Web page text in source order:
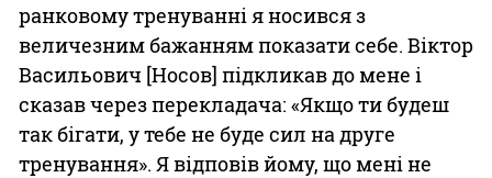
ранковому тренуванні я носився з
величезним бажанням показати себе. Віктор
Васильович [Носов] підкликав до мене і
сказав через перекладача: «Якщо ти будеш
так бігати, у тебе не буде сил на друге
тренування». Я відповів йому, що мені не